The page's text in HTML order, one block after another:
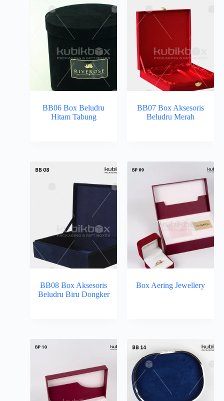
BB06 Box Beludru
Hitam Tabung
BB07 Box Aksesoris
Beludru Merah
BB08 Box Aksesoris
Beludru Biru Dongker
Box Aering Jewellery